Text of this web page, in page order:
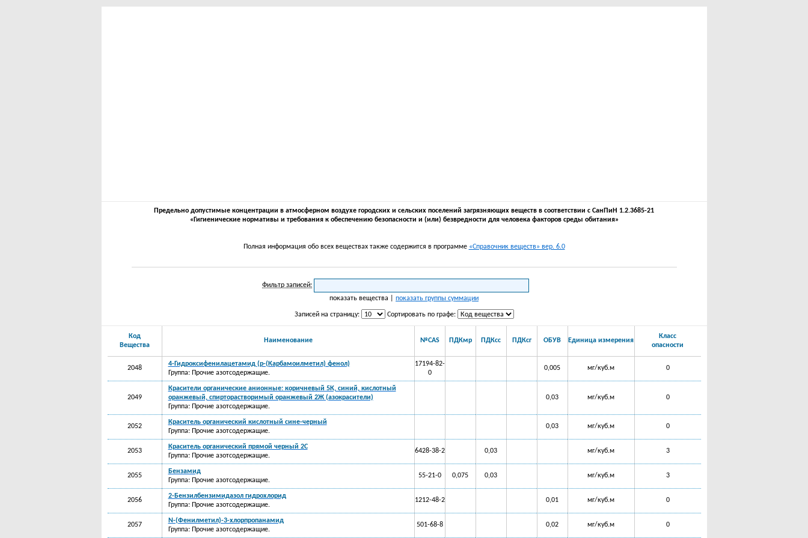
Предельно допустимые концентрации в атмосферном воздухе городских и сельских поселений загрязняющих веществ в соответствии с СанПиН 1.2.3685-21
«Гигиенические нормативы и требования к обеспечению безопасности и (или) безвредности для человека факторов среды обитания»
Полная информация обо всех веществах также содержится в программе «Справочник веществ» вер. 6.0
Фильтр записей:
показать вещества | показать группы суммации
Записей на страницу: Сортировать по графе:
Код
Вещества
Наименование №CAS ПДКмр ПДКсс ПДКсг ОБУВ Единица измерения
Класс
опасности
2048
4-Гидроксифенилацетамид (р-(Карбамоилметил) фенол)
Группа: Прочие азотсодержащие.
17194-82-
0
0,005 мг/куб.м 0
2049
Красители органические анионные: коричневый 5К, синий, кислотный
оранжевый, спирторастворимый оранжевый 2Ж (азокрасители)
Группа: Прочие азотсодержащие.
0,03 мг/куб.м 0
2052
Краситель органический кислотный сине-черный
Группа: Прочие азотсодержащие.
0,03 мг/куб.м 0
2053
Краситель органический прямой черный 2С
Группа: Прочие азотсодержащие.
6428-38-2 0,03 мг/куб.м 3
2055
Бензамид
Группа: Прочие азотсодержащие.
55-21-0 0,075 0,03 мг/куб.м 3
2056
2-Бензилбензимидазол гидрохлорид
Группа: Прочие азотсодержащие.
1212-48-2 0,01 мг/куб.м 0
2057
N-(Фенилметил)-3-хлорпропанамид
Группа: Прочие азотсодержащие.
501-68-8 0,02 мг/куб.м 0